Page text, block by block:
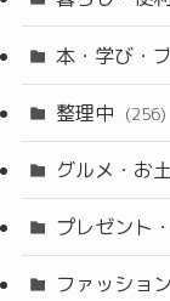
本・学び・
整理中 (256)
グルメ・お
プレゼント
ファッショ